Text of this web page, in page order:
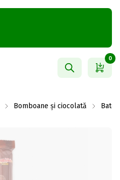
0
Bomboane și ciocolată